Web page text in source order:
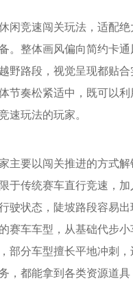
闲竞速闯关玩法，适配
。整体画风偏向简约卡
野路段，视觉呈现都贴
节奏松紧适中，既可以
速玩法的玩家。
主要以闯关推进的方式
于传统赛车直行竞速，
驶状态，陡坡路段容易
赛车车型，从基础代步
部分车型擅长平地冲刺
，都能拿到各类资源道